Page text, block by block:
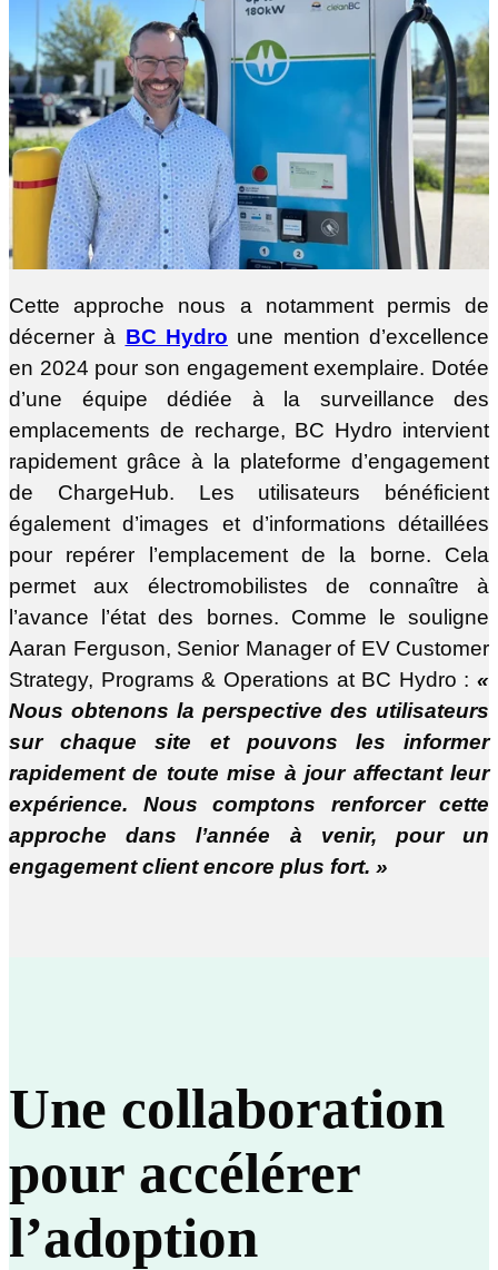
Cette approche nous a notamment permis de
décerner à BC Hydro une mention d’excellence
en 2024 pour son engagement exemplaire. Dotée
d’une équipe dédiée à la surveillance des
emplacements de recharge, BC Hydro intervient
rapidement grâce à la plateforme d’engagement
de ChargeHub. Les utilisateurs bénéficient
également d’images et d’informations détaillées
pour repérer l’emplacement de la borne. Cela
permet aux électromobilistes de connaître à
l’avance l’état des bornes. Comme le souligne
Aaran Ferguson, Senior Manager of EV Customer
Strategy, Programs & Operations at BC Hydro : «
Nous obtenons la perspective des utilisateurs
sur chaque site et pouvons les informer
rapidement de toute mise à jour affectant leur
expérience. Nous comptons renforcer cette
approche dans l’année à venir, pour un
engagement client encore plus fort. »
Une collaboration
pour accélérer
l’adoption